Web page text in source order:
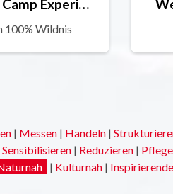
Die Mountain Camp Experience
100% Wildnis
| Messen| Handeln|
Sensibilisieren| Reduzieren|
| Kulturnah|